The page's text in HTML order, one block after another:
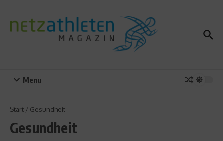
Menu
Start / Gesundheit
Gesundheit